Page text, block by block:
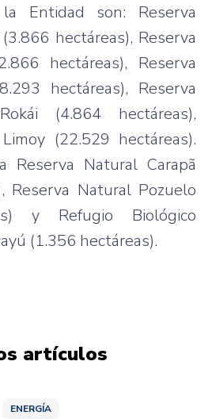
Entidad son: Reserva
hectáreas), Reserva
hectáreas), Reserva
hectáreas), Reserva
(4.864 hectáreas),
(22.529 hectáreas).
Reserva Natural Carapã
Reserva Natural Pozuelo
y Refugio Biológico
(1.356 hectáreas).
artículos
ENERGÍA